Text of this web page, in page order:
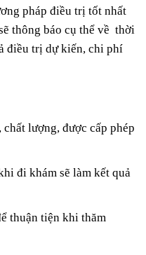
pháp điều trị tốt nhất
thông báo cụ thể về thời
điều trị dự kiến, chi phí
lượng, được cấp phép
đi khám sẽ làm kết quả
thuận tiện khi thăm